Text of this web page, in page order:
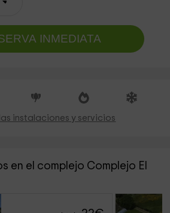
INMEDIATA
instalaciones y servicios
en el complejo Complejo El